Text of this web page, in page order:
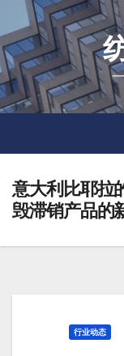
to
content
意大利比耶拉
毁滞销产品的
行业动态